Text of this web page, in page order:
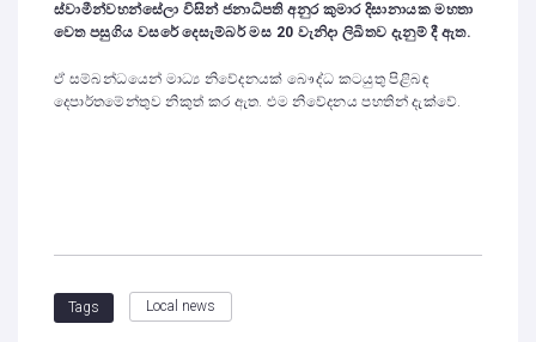
ස්වාමීන්වහන්සේලා විසින් ජනාධිපති අනුර කුමාර දිසානායක මහතා
වෙත පසුගිය වසරේ දෙසැම්බර් මස 20 වැනිදා ලිඛිතව දැනුම් දී ඇත.
ඒ සම්බන්ධයෙන් මාධ්‍ය නිවේදනයක් බෞද්ධ කටයුතු පිළිබඳ
දෙපාර්තමේන්තුව නිකුත් කර ඇත. එම නිවේදනය පහතින් දැක්වේ.
Tags Local news